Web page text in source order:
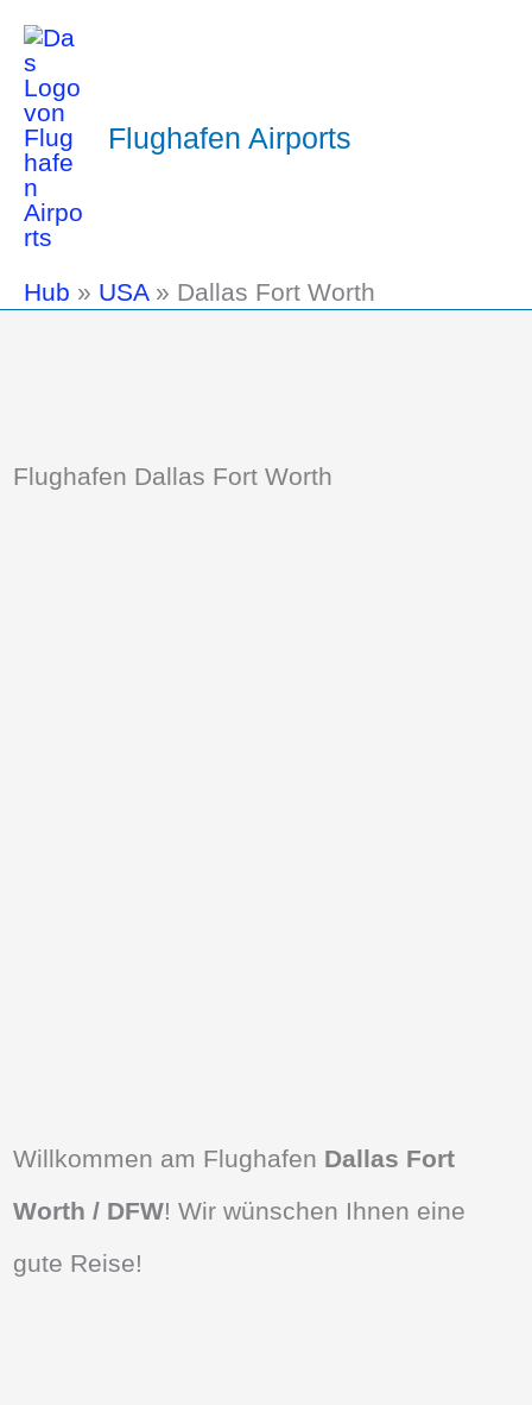
Flughafen Airports
Hub » USA» Dallas Fort Worth
Flughafen Dallas Fort Worth
Willkommen am Flughafen Dallas Fort
Worth / DFW! Wir wünschen Ihnen eine
gute Reise!